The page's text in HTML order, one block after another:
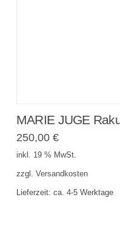
MARIE JUGE
250,00 €
inkl. 19 % MwSt.
zzgl. Versandkosten
Lieferzeit: ca. 4-5 Werktage